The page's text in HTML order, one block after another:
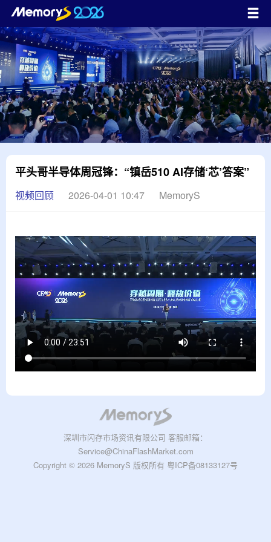
平头哥半导体周冠锋：“镇岳510 AI存储‘芯’答案”
视频回顾 2026-04-01 10:47 MemoryS
深圳市闪存市场资讯有限公司 客服邮箱：
Service@ChinaFlashMarket.com
Copyright © 2026 MemoryS 版权所有 粤ICP备08133127号